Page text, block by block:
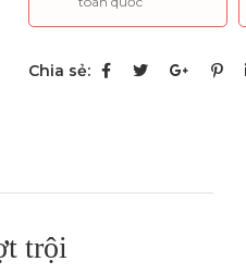
Chia sẻ:
trội